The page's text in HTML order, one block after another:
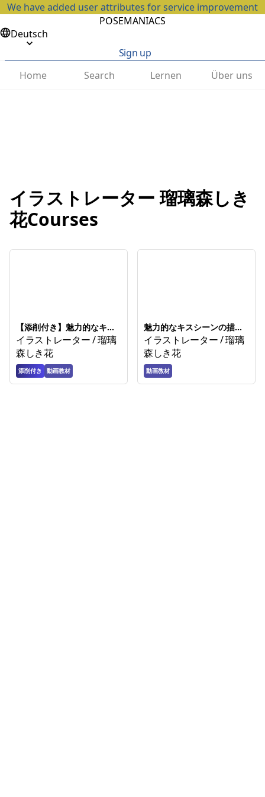
We have added user attributes for service improvement
POSEMANIACS
Deutsch
Sign up
Home
Search Lernen Über uns
イラストレーター 瑠璃森しき
花Courses
【添削付き】魅力的なキス
シーンの描き方講座
イラストレーター / 瑠璃
森しき花
添削付き 動画教材
魅力的なキスシーンの描き
方講座
イラストレーター / 瑠璃
森しき花
動画教材